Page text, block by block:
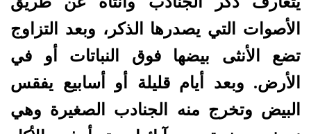
الأصوات التي يصدرها الذكر، وبعد التزاوج
تضع الأنثى بيضها فوق النباتات أو في
الأرض. وبعد أيام قليلة أو أسابيع يفقس
البيض وتخرج منه الجنادب الصغيرة وهي